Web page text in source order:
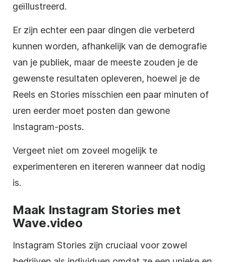
geïllustreerd.
Er zijn echter een paar dingen die verbeterd
kunnen worden, afhankelijk van de demografie
van je publiek, maar de meeste zouden je de
gewenste resultaten opleveren, hoewel je de
Reels en Stories misschien een paar minuten of
uren eerder moet posten dan gewone
Instagram-posts.
Vergeet niet om zoveel mogelijk te
experimenteren en itereren wanneer dat nodig
is.
Maak Instagram Stories met
Wave.video
Instagram Stories zijn cruciaal voor zowel